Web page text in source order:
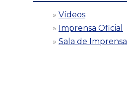
Vídeos
Imprensa Oficial
Sala de Imprensa